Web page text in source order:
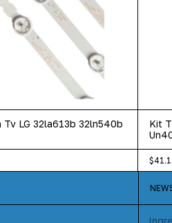
LG 32la613b 32ln540b
Kit